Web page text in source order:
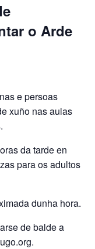
o Arde
e persoas
xuño nas aulas
da tarde en
para os adultos
dunha hora.
de balde a